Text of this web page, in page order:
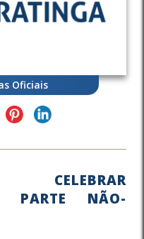
Oficiais
CELEBRAR
PARTE NÃO-